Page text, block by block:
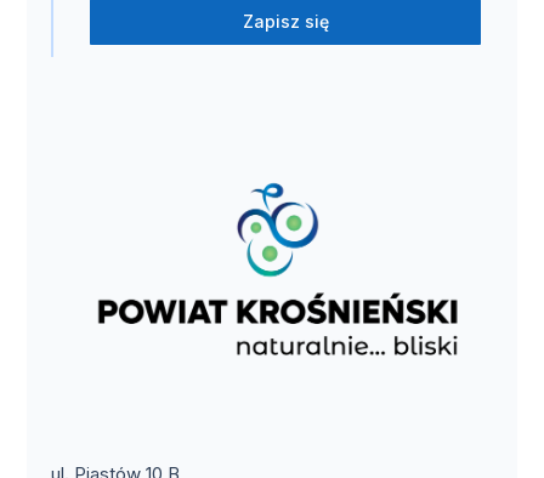
Zapisz się